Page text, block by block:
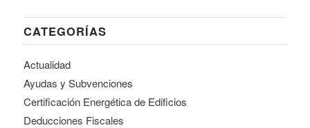
CATEGORÍAS
Actualidad
Ayudas y Subvenciones
Certificación Energética de Edificios
Deducciones Fiscales